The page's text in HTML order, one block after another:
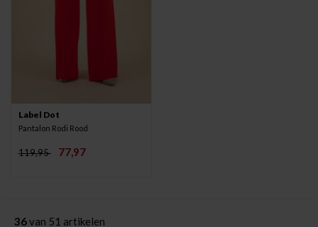
Label Dot
Pantalon Rodi Rood
119,95 77,97
36van 51 artikelen